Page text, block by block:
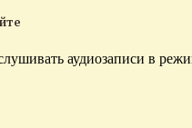
аудиозаписи в